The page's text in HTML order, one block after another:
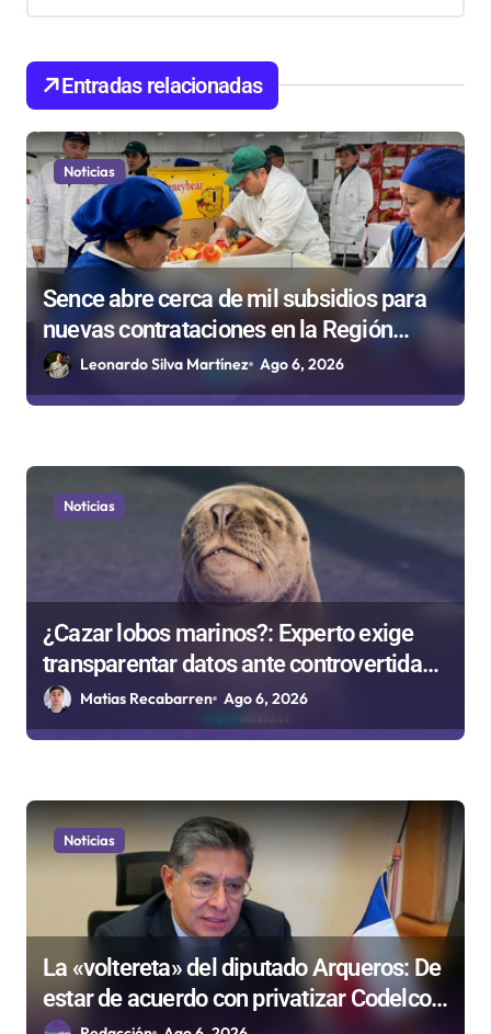
e
e
n
t
r
a
d
a
Entradas relacionadas
Noticias
Sence abre cerca de mil subsidios para
nuevas contrataciones en la Región
Antofagasta
Leonardo Silva Martínez Ago 6, 2026
Noticias
¿Cazar lobos marinos?: Experto exige
transparentar datos ante controvertida
medida que evalúa el Gobierno
Matias Recabarren Ago 6, 2026
Noticias
La «voltereta» del diputado Arqueros: De
estar de acuerdo con privatizar Codelco a